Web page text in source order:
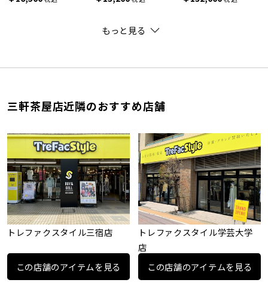
もっと見る
三軒茶屋店近隣のおすすめ店舗
トレファクスタイル三宿店
この店舗のアイテムを見る
トレファクスタイル学芸大学
店
この店舗のアイテムを見る